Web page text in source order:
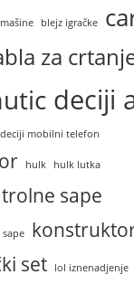
blejz igračke
za
deciji
deciji mobilni telefon
hulk hulk lutka
sape
set
lol iznenadjenje